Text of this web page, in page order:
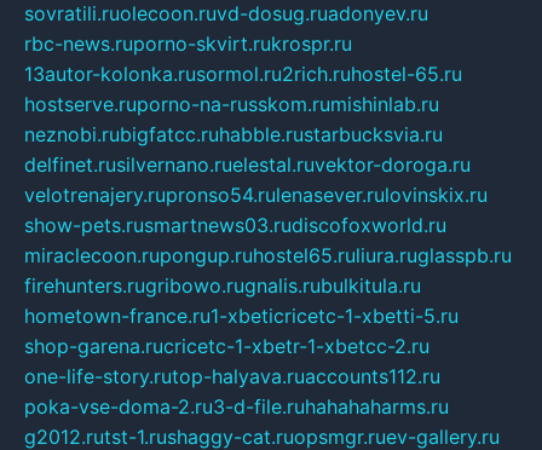
sovratili.ruolecoon.ruvd-dosug.ruadonyev.ru
rbc-news.ruporno-skvirt.rukrospr.ru
13autor-kolonka.rusormol.ru2rich.ruhostel-65.ru
hostserve.ruporno-na-russkom.rumishinlab.ru
neznobi.rubigfatcc.ruhabble.rustarbucksvia.ru
delfinet.rusilvernano.ruelestal.ruvektor-doroga.ru
velotrenajery.rupronso54.rulenasever.rulovinskix.ru
show-pets.rusmartnews03.rudiscofoxworld.ru
miraclecoon.rupongup.ruhostel65.ruliura.ruglasspb.ru
firehunters.rugribowo.rugnalis.rubulkitula.ru
hometown-france.ru1-xbeticricetc-1-xbetti-5.ru
shop-garena.rucricetc-1-xbetr-1-xbetcc-2.ru
one-life-story.rutop-halyava.ruaccounts112.ru
poka-vse-doma-2.ru3-d-file.ruhahahaharms.ru
g2012.rutst-1.rushaggy-cat.ruopsmgr.ruev-gallery.ru